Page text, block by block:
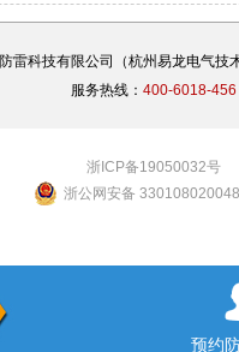
雷科技有限公司（杭州易龙电气技
服务热线： 400-6018-456
浙ICP备19050032号
浙公网安备
预约
预约